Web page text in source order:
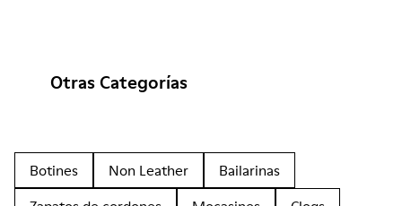
Otras Categorías
Botines Non Leather
Bailarinas